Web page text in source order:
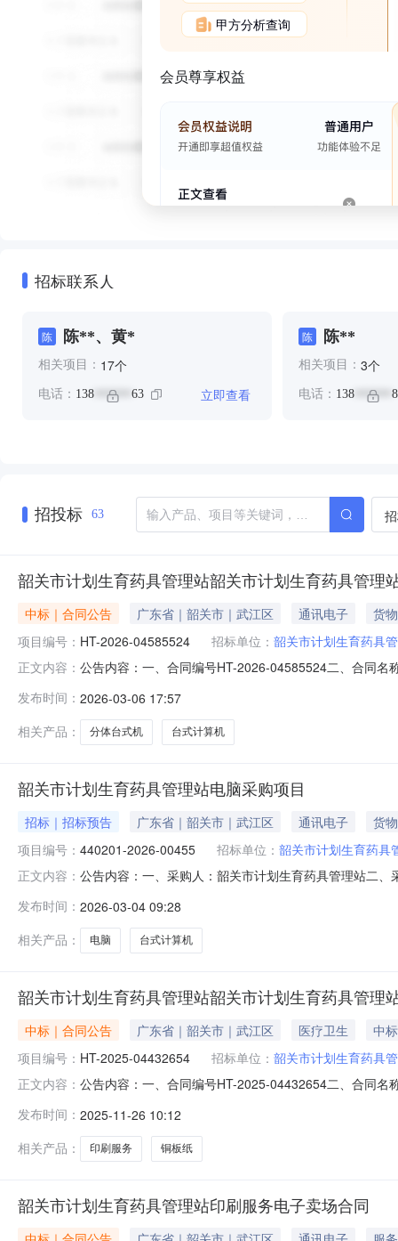
甲方分析查询
会员尊享权益
招标联系人
陈 陈**、黄*
相关项目： 17个
电话： 138 ****** 63 立即查看
陈 陈**
相关项目： 3个
电话： 138******
招投标 63
韶关市计划生育药具管理站韶关市计划生育药具管理
中标｜合同公告 广东省｜韶关市｜武江区 通讯电子
货物
项目编号： HT-2026-04585524 招标单位： 韶关市计划生育药具
正文内容： 公告内容：一、合同编号HT-2026-04585524二、合同
方)：广州正道科技有限公司地址：天河北路892号10楼
发布时间： 2026-03-06 17:57
相关产品：
分体台式机 台式计算机
韶关市计划生育药具管理站电脑采购项目
招标｜招标预告 广东省｜韶关市｜武江区 通讯电子
货物
项目编号： 440201-2026-00455 招标单位： 韶关市计划生育药具
正文内容： 公告内容：一、采购人：韶关市计划生育药具管理站二
0409:11:50
发布时间： 2026-03-04 09:28
相关产品：
电脑 台式计算机
韶关市计划生育药具管理站韶关市计划生育药具管理
中标｜合同公告 广东省｜韶关市｜武江区 医疗卫生
中
项目编号： HT-2025-04432654 招标单位： 韶关市计划生育药具
正文内容： 公告内容：一、合同编号HT-2025-04432654二、合同
(乙方)：韶关市品星印刷厂地址：韶关市武江区芙蓉北
发布时间： 2025-11-26 10:12
相关产品：
印刷服务 铜板纸
韶关市计划生育药具管理站印刷服务电子卖场合同